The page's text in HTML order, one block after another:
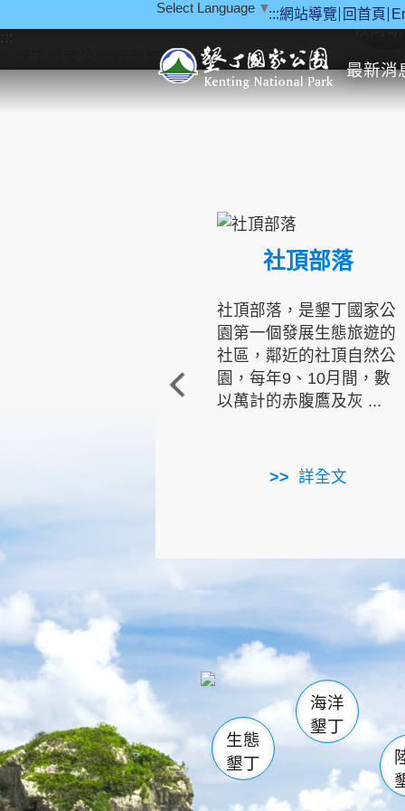
:::網站導覽 回首頁
Select Language ▼
最新消
::: 教育
社頂部落
社頂部落，是墾丁國家公
園第一個發展生態旅遊的
社區，鄰近的社頂自然公
園，每年9、10月間，數
以萬計的赤腹鷹及灰 ...
詳全文
龜山 海生館
恆春
龍鑾潭自
瓊麻館
關山
白砂
生態
墾丁
海洋
墾丁